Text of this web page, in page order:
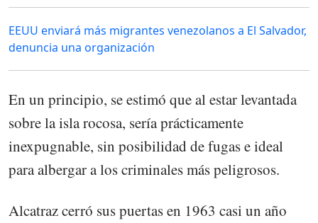
EEUU enviará más migrantes venezolanos a El Salvador,
denuncia una organización
En un principio, se estimó que al estar levantada
sobre la isla rocosa, sería prácticamente
inexpugnable, sin posibilidad de fugas e ideal
para albergar a los criminales más peligrosos.
Alcatraz cerró sus puertas en 1963 casi un año